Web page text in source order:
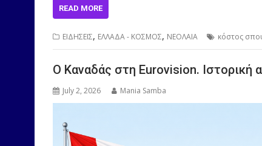
READ MORE
ΕΙΔΗΣΕΙΣ, ΕΛΛΑΔΑ - ΚΟΣΜΟΣ, ΝΕΟΛΑΙΑ κόστος
O Καναδάς στη Eurovision. Ιστορική
July 2, 2026 Mania Samba